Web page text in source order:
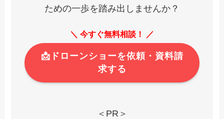
ための一歩を踏み出しませんか？
＼ 今すぐ無料相談！ ／
📩ドローンショーを依頼・資料請
求する
＜PR＞